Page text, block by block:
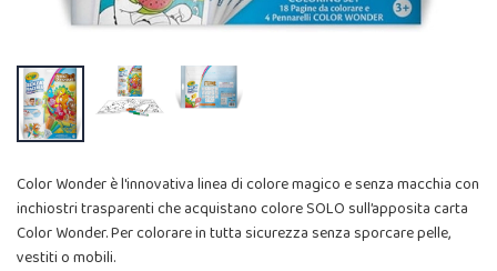
Color Wonder è l'innovativa linea di colore magico e senza macchia con
inchiostri trasparenti che acquistano colore SOLO sull’apposita carta
Color Wonder. Per colorare in tutta sicurezza senza sporcare pelle,
vestiti o mobili.